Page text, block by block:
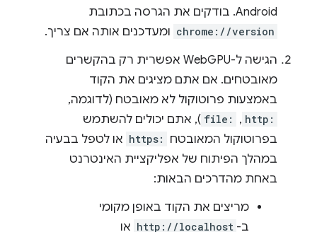
Android. בודקים את הגרסה בכתובת
chrome://version ומעדכנים אותה אם צריך.
הגישה ל-WebGPU אפשרית רק בהקשרים
מאובטחים. אם אתם מציגים את הקוד
באמצעות פרוטוקול לא מאובטח (לדוגמה,
http:
,
file: ), אתם יכולים להשתמש
בפרוטוקול המאובטח
https: או לטפל בבעיה
במהלך הפיתוח של אפליקציית האינטרנט
באחת מהדרכים הבאות:
מריצים את הקוד באופן מקומי
ב- http://localhost או